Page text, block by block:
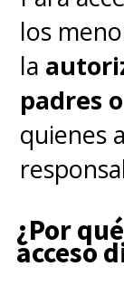
los
la
padres
quienes
¿Por
acceso